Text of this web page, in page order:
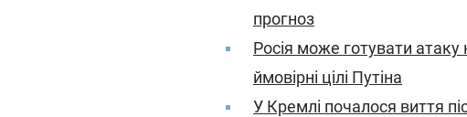
прогноз
Росія може готувати
ймовірні цілі Путіна
У Кремлі почалося виття